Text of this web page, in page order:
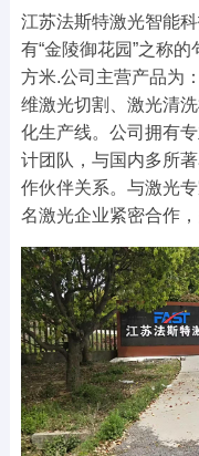
江苏法斯特激光智能
有“金陵御花园”之称
方米.公司主营产品为
维激光切割、激光清
化生产线。公司拥有
计团队，与国内多所
作伙伴关系。与激光
名激光企业紧密合作